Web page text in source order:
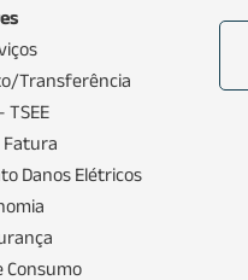
Transferência
TSEE
Fatura
Danos Elétricos
Consumo